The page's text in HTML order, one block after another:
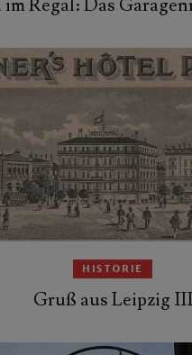
im Regal: Das
HISTORIE
Gruß aus Leipzig III